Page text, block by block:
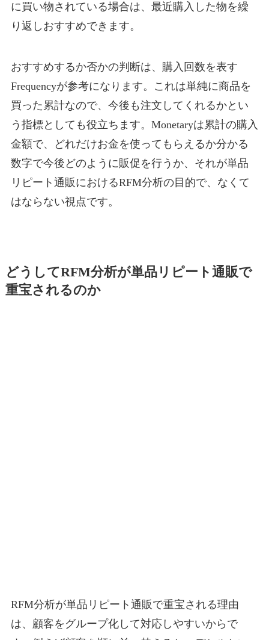
に買い物されている場合は、最近購入した物を繰
り返しおすすめできます。
おすすめするか否かの判断は、購入回数を表す
Frequencyが参考になります。これは単純に商品を
買った累計なので、今後も注文してくれるかとい
う指標としても役立ちます。Monetaryは累計の購入
金額で、どれだけお金を使ってもらえるか分かる
数字で今後どのように販促を行うか、それが単品
リピート通販におけるRFM分析の目的で、なくて
はならない視点です。
どうしてRFM分析が単品リピート通販で
重宝されるのか
RFM分析が単品リピート通販で重宝される理由
は、顧客をグループ化して対応しやすいからで